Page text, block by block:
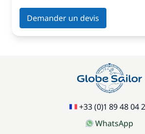
Demander un devis
+33 (0)1 89 48 04
WhatsApp